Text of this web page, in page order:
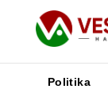
Politika